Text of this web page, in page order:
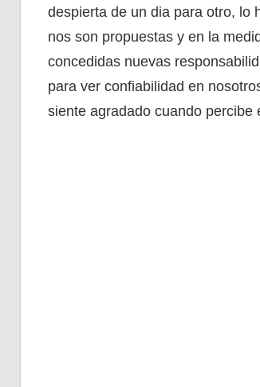
despierta de un dia para otro, lo
nos son propuestas y en la
concedidas nuevas
para ver confiabilidad en
siente agradado cuando